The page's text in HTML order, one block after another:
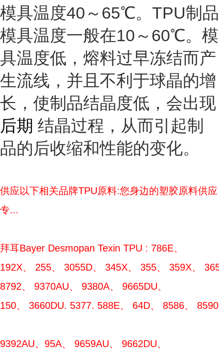
模具温度40～65℃。TPU制品
模具温度一般在10～60℃。模
具温度低，熔料过早冻结而产
生流线，并且不利于球晶的增
长，使制品结晶度低，会出现
后期 结晶过程，从而引起制
品的后收缩和性能的变化。
供应以下相关品牌TPU原料:您身边的塑胶原料供应
专...
拜耳Bayer Desmopan Texin TPU : 786E、
192X、 255、 3055D、 345X、 355、 359X、
8792、 9370AU、 9380A、 9665DU、
150、 3660DU. 5377. 588E、 64D、 8586、
9392AU、95A、 9659AU、 9662DU、